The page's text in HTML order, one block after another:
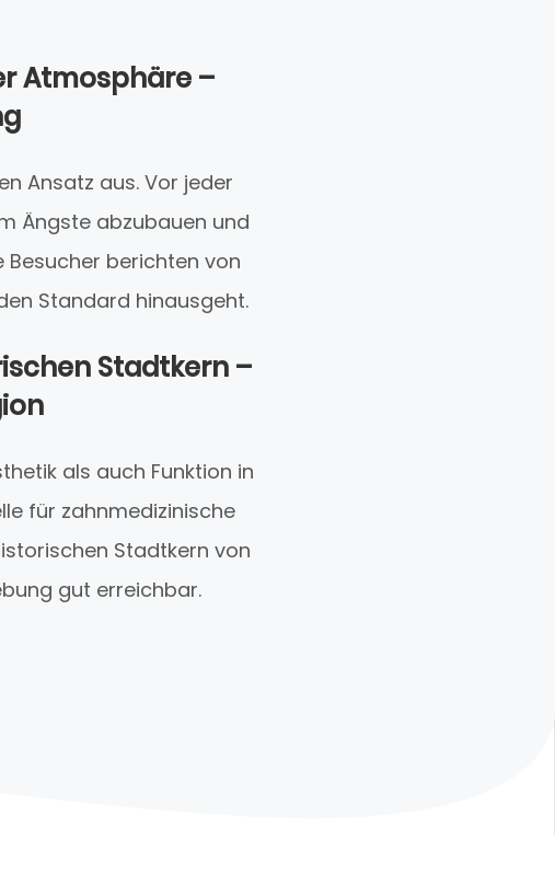
Atmosphäre –
Ansatz aus. Vor jeder
Ängste abzubauen und
Besucher berichten von
Standard hinausgeht.
Stadtkern –
als auch Funktion in
für zahnmedizinische
Stadtkern von
gut erreichbar.